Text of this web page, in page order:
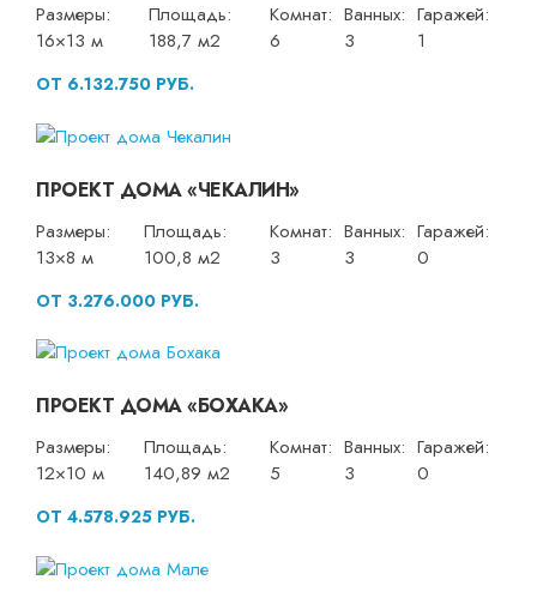
Размеры:
16×13 м
Площадь:
188,7 м2
Комнат:
6
Ванных:
3
Гаражей:
1
ОТ 6.132.750 РУБ.
ПРОЕКТ ДОМА «ЧЕКАЛИН»
Размеры:
13×8 м
Площадь:
100,8 м2
Комнат:
3
Ванных:
3
Гаражей:
0
ОТ 3.276.000 РУБ.
ПРОЕКТ ДОМА «БОХАКА»
Размеры:
12×10 м
Площадь:
140,89 м2
Комнат:
5
Ванных:
3
Гаражей:
0
ОТ 4.578.925 РУБ.